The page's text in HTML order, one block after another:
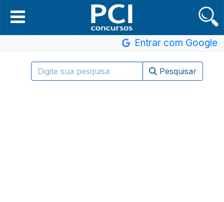
Entrar com Google
Pesquisar